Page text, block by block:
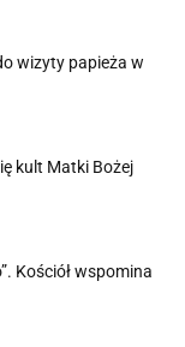
wizyty papieża w
kult Matki Bożej
Kościół wspomina